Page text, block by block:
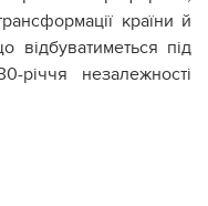
країни й
відбуватиметься під
річчя незалежності